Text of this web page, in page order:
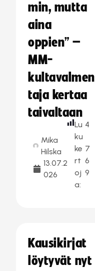
min, mutta
aina
oppien” –
MM-
kultavalmen
taja kertaa
taivaltaan
Mika
Hilska
13.07.2
026
Lu
ku
ke
rt
oj
a:
4
7
6
9
Kausikirjat
löytyvät nyt